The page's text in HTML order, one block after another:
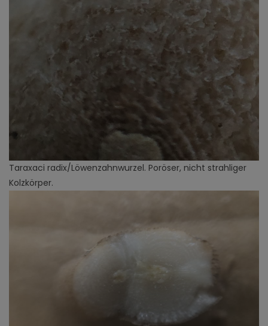
Taraxaci radix/Löwenzahnwurzel. Poröser, nicht strahliger
Kolzkörper.